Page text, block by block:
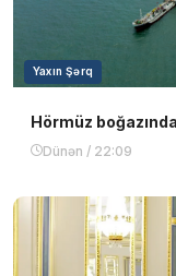
Yaxın Şərq
Hörmüz
Dünən / 22:09